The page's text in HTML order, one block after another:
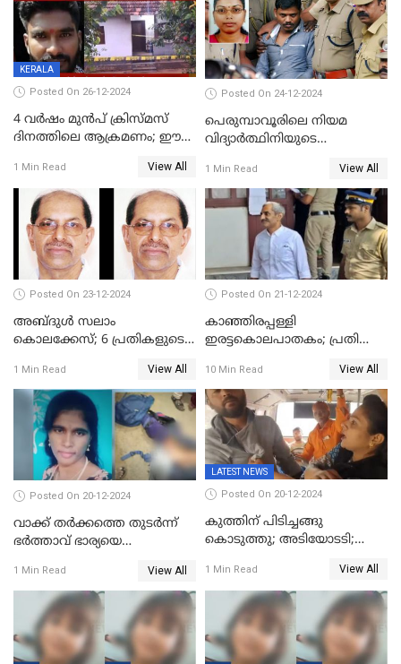
KERALA
Posted On 26-12-2024
4 വർഷം മുൻപ് ക്രിസ്മസ്
ദിനത്തിലെ ആക്രമണം; ഈ
ചോദിക്കാനെത്തി, 2 പേർ
കുത്തേറ്റു മരിച്ചു
1 Min Read View All
Posted On 24-12-2024
പെരുമ്പാവൂരിലെ നിയമ
വിദ്യാര്‍ത്ഥിനിയുടെ
അമീറുള്‍ ഇസ്ലാമിന്റെ
മനോനിലയില്‍ കുഴപ്പമില്ലെന്ന്
റിപ്പോര്‍ട്ട്
1 Min Read View All
Posted On 23-12-2024
അബ്ദുള്‍ സലാം
കൊലക്കേസ്‌; 6 പ്രതികളുടെ
1 Min Read View All
Posted On 21-12-2024
കാഞ്ഞിരപ്പള്ളി
ഇരട്ടകൊലപാതകം; പ്രതി
ജീവപര്യന്തം
10 Min Read View All
Posted On 20-12-2024
വാക്ക് തര്‍ക്കത്തെ തുടര്‍ന്ന്
ഭര്‍ത്താവ് ഭാര്യയെ
1 Min Read View All
LATEST NEWS
Posted On 20-12-2024
കുത്തിന് പിടിച്ചങ്ങു
കൊടുത്തു; അടിയോടടി;
ശല്യം ചെയ്തയാളെ 26 തവണ
മുഖത്തടിച്ച് അധ്യാപിക
1 Min Read View All